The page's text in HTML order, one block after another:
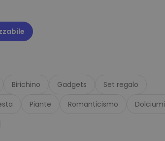
Comprato
Birichino Gadgets
Set regalo
Piante Romanticismo
Dolciumi